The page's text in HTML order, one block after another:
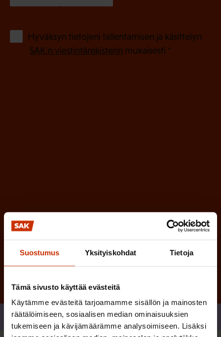
Suostumus Yksityiskohdat Tietoja
Tämä sivusto käyttää evästeitä
Käytämme evästeitä tarjoamamme sisällön ja mainosten
räätälöimiseen, sosiaalisen median ominaisuuksien
tukemiseen ja kävijämäärämme analysoimiseen. Lisäksi
o
l
Hyväksyn tietojeni tallentamisen ja käsittelyn
SAK:n viestintärekisterin mukaisesti *
Tilaa
Jaa